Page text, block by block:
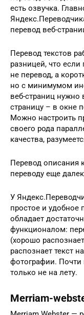
есть озвучка.
перевод веб-
Перевод текстов
разницей, что если
не перевод, а
но с минимумом
веб-страниц нужно
страницу – в окне
Можно настроить
своего рода
качества,
Перевод описания
переводу еще
У
простое и удобное
обладает
функционалом:
(хорошо
распознает текст
фотографии. Почти
только не на лету.
Merriam-